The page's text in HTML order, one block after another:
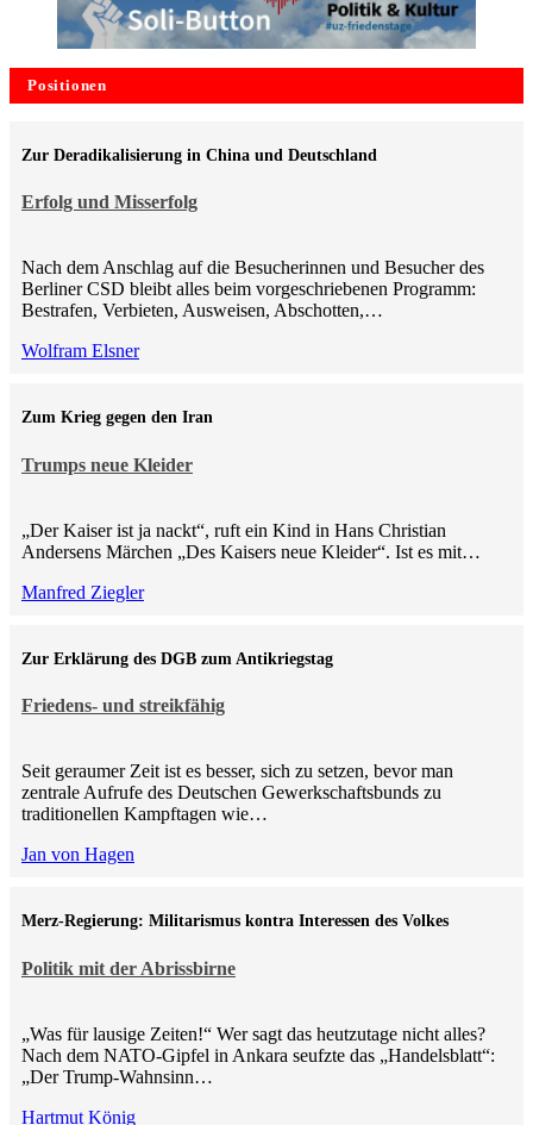
Positionen
Erfolg und Misserfolg
Zur Deradikalisierung in China und Deutschland
Nach dem Anschlag auf die Besucherinnen und Besucher des
Berliner CSD bleibt alles beim vorgeschriebenen Programm:
Bestrafen, Verbieten, Ausweisen, Abschotten,…
Wolfram Elsner
Trumps neue Kleider
Zum Krieg gegen den Iran
„Der Kaiser ist ja nackt“, ruft ein Kind in Hans Christian
Andersens Märchen „Des Kaisers neue Kleider“. Ist es mit…
Manfred Ziegler
Friedens- und streikfähig
Zur Erklärung des DGB zum Antikriegstag
Seit geraumer Zeit ist es besser, sich zu setzen, bevor man
zentrale Aufrufe des Deutschen Gewerkschaftsbunds zu
traditionellen Kampftagen wie…
Jan von Hagen
Politik mit der Abrissbirne
Merz-Regierung: Militarismus kontra Inte­ressen des Volkes
„Was für lausige Zeiten!“ Wer sagt das heutzutage nicht alles?
Nach dem NATO-Gipfel in Ankara seufzte das „Handelsblatt“:
„Der Trump-Wahnsinn…
Hartmut König